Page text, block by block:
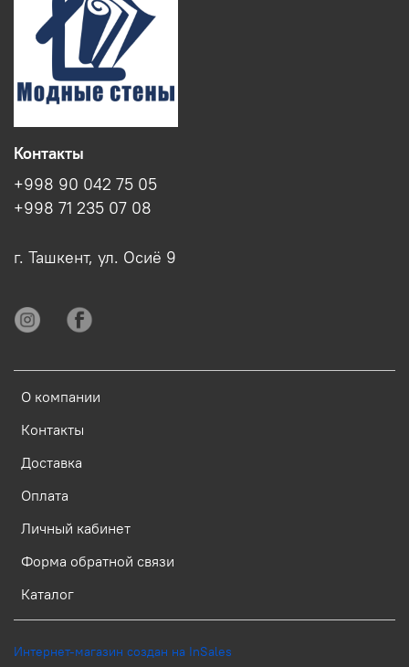
О компании
Контакты
Доставка
Оплата
Личный кабинет
Форма обратной связи
Каталог
Контакты
+998 90 042 75 05
+998 71 235 07 08
г. Ташкент, ул. Осиё 9
Интернет-магазин создан на InSales